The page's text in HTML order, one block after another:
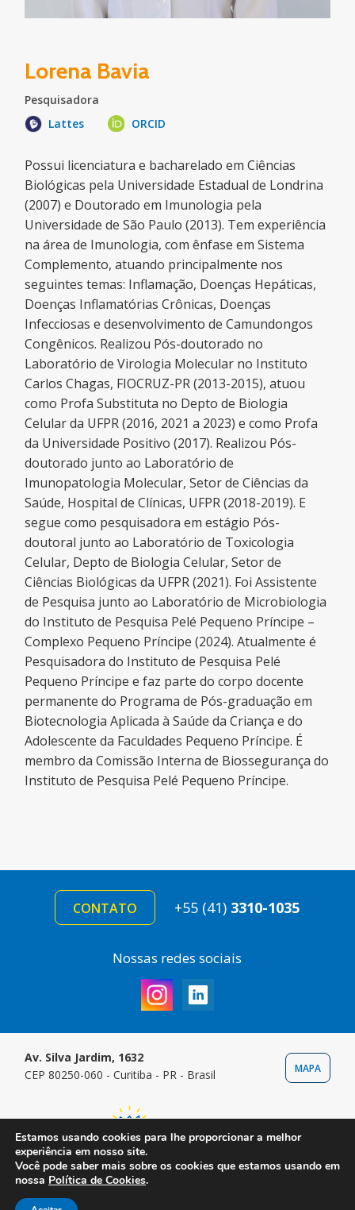
Lorena Bavia
Pesquisadora
Lattes
ORCID
Possui licenciatura e bacharelado em Ciências
Biológicas pela Universidade Estadual de Londrina
(2007) e Doutorado em Imunologia pela
Universidade de São Paulo (2013). Tem experiência
na área de Imunologia, com ênfase em Sistema
Complemento, atuando principalmente nos
seguintes temas: Inflamação, Doenças Hepáticas,
Doenças Inflamatórias Crônicas, Doenças
Infecciosas e desenvolvimento de Camundongos
Congênicos. Realizou Pós-doutorado no
Laboratório de Virologia Molecular no Instituto
Carlos Chagas, FIOCRUZ-PR (2013-2015), atuou
como Profa Substituta no Depto de Biologia
Celular da UFPR (2016, 2021 a 2023) e como Profa
da Universidade Positivo (2017). Realizou Pós-
doutorado junto ao Laboratório de
Imunopatologia Molecular, Setor de Ciências da
Saúde, Hospital de Clínicas, UFPR (2018-2019). E
segue como pesquisadora em estágio Pós-
doutoral junto ao Laboratório de Toxicologia
Celular, Depto de Biologia Celular, Setor de
Ciências Biológicas da UFPR (2021). Foi Assistente
de Pesquisa junto ao Laboratório de Microbiologia
do Instituto de Pesquisa Pelé Pequeno Príncipe –
Complexo Pequeno Príncipe (2024). Atualmente é
Pesquisadora do Instituto de Pesquisa Pelé
Pequeno Príncipe e faz parte do corpo docente
permanente do Programa de Pós-graduação em
Biotecnologia Aplicada à Saúde da Criança e do
Adolescente da Faculdades Pequeno Príncipe. É
membro da Comissão Interna de Biossegurança do
Instituto de Pesquisa Pelé Pequeno Príncipe.
CONTATO +55 (41) 3310-1035
Nossas redes sociais
Av. Silva Jardim, 1632
CEP 80250-060 - Curitiba - PR - Brasil
MAPA
Copyright © 2024 Instituto Pelé Pequeno Príncipe. Todos os
Estamos usando cookies para lhe proporcionar a melhor
experiência em nosso site.
Você pode saber mais sobre os cookies que estamos usando em
nossa Política de Cookies.